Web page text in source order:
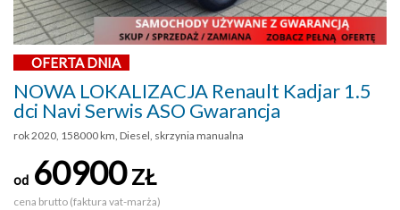
OFERTA DNIA
NOWA LOKALIZACJA Renault Kadjar 1.5
dci Navi Serwis ASO Gwarancja
rok 2020, 158000 km, Diesel, skrzynia manualna
od 60900ZŁ
cena brutto (faktura vat-marża)